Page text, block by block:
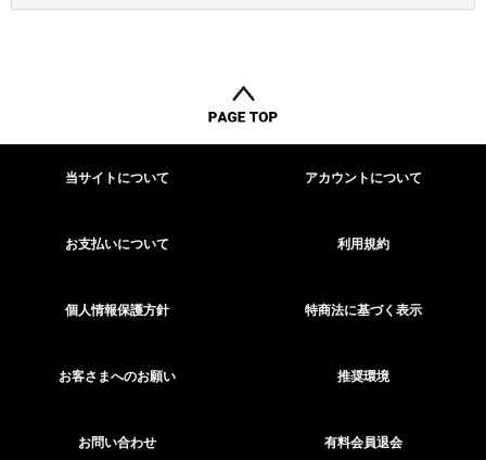
当サイトについて アカウントについて
お支払いについて 利用規約
個人情報保護方針 特商法に基づく表示
お客さまへのお願い 推奨環境
お問い合わせ 有料会員退会